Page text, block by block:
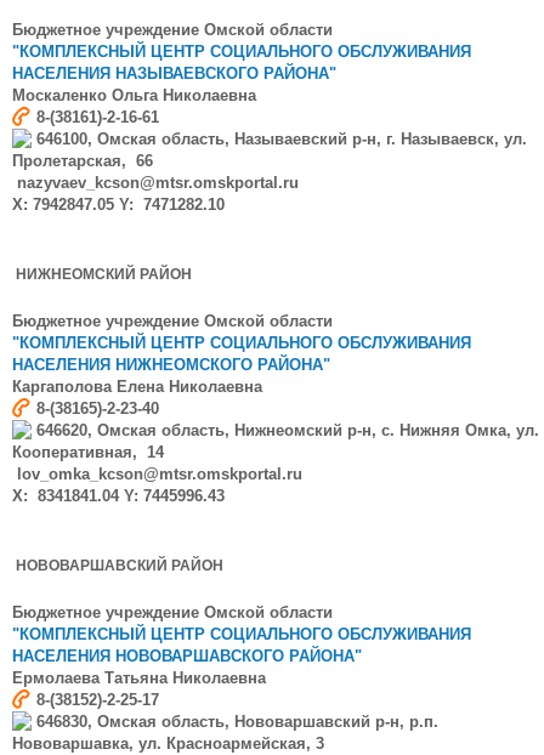
Бюджетное учреждение Омской области
"КОМПЛЕКСНЫЙ ЦЕНТР СОЦИАЛЬНОГО ОБСЛУЖИВАНИЯ
НАСЕЛЕНИЯ НАЗЫВАЕВСКОГО РАЙОНА"
Москаленко Ольга Николаевна
8-(38161)-2-16-61
646100, Омская область, Называевский р-н, г. Называевск, ул.
Пролетарская, 66
nazyvaev_kcson@mtsr.omskportal.ru
X: 7942847.05 Y: 7471282.10
НИЖНЕОМСКИЙ РАЙОН
Бюджетное учреждение Омской области
"КОМПЛЕКСНЫЙ ЦЕНТР СОЦИАЛЬНОГО ОБСЛУЖИВАНИЯ
НАСЕЛЕНИЯ НИЖНЕОМСКОГО РАЙОНА"
КаргаполоваЕлена Николаевна
8-(38165)-2-23-40
646620, Омская область, Нижнеомский р-н, с. Нижняя Омка, ул.
Кооперативная, 14
lov_omka_kcson@mtsr.omskportal.ru
X: 8341841.04 Y: 7445996.43
НОВОВАРШАВСКИЙ РАЙОН
Бюджетное учреждение Омской области
"КОМПЛЕКСНЫЙ ЦЕНТР СОЦИАЛЬНОГО ОБСЛУЖИВАНИЯ
НАСЕЛЕНИЯ НОВОВАРШАВСКОГО РАЙОНА"
ЕрмолаеваТатьяна Николаевна
8-(38152)-2-25-17
646830, Омская область, Нововаршавский р-н, р.п.
Нововаршавка, ул. Красноармейская, 3